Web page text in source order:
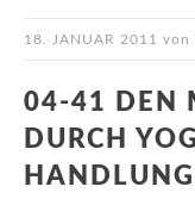
18. JANUAR 2011 von
04-41 DEN
DURCH